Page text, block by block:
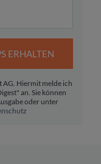
ERHALTEN
AG. Hiermit melde ich
an. Sie können
oder unter